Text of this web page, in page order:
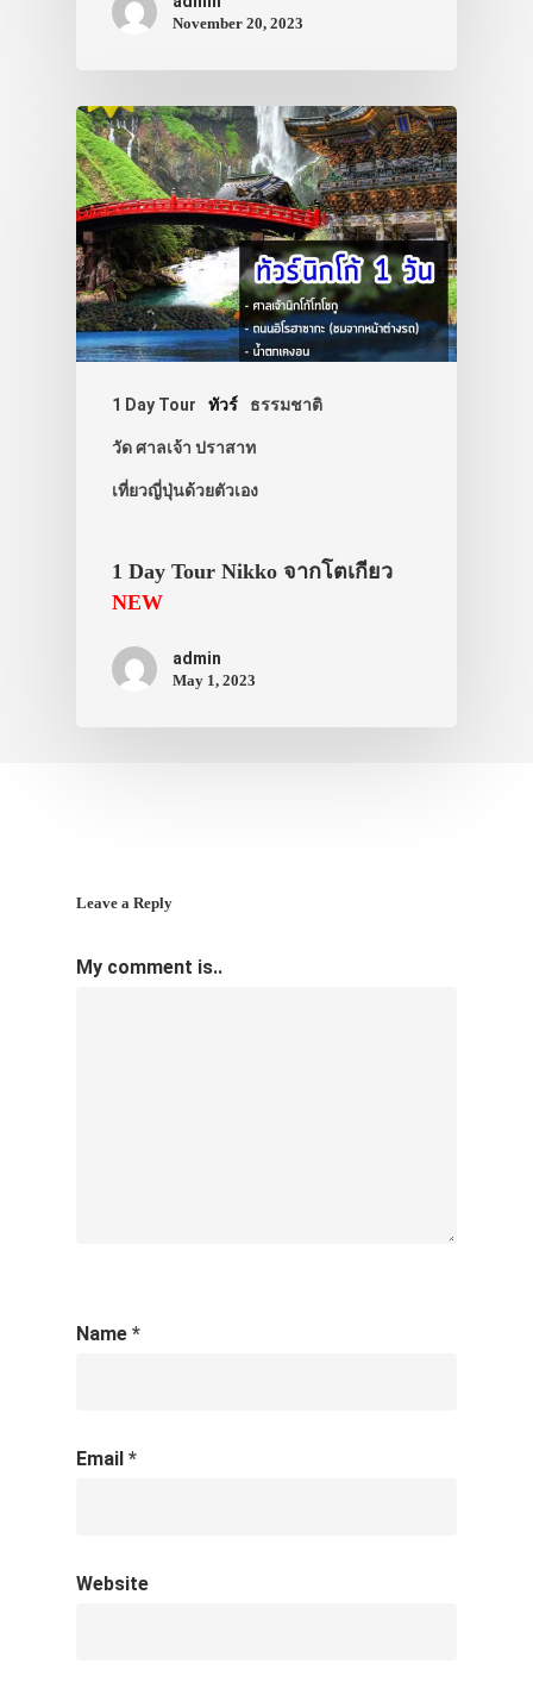
November 20, 2023
1 Day Tour ทัวร์ ธรรมชาติ
วัด ศาลเจ้า ปราสาท
เที่ยวญี่ปุ่นด้วยตัวเอง
1 Day Tour Nikko จากโตเกียว
NEW
admin
May 1, 2023
Leave a Reply
My comment is..
Name *
Email *
Website
ประเทศญี่ปุ่น
เที่ยวญี่ปุ่นด้ว
เอง
รถบัส
เดินทาง
ทัวร์
VIDEO